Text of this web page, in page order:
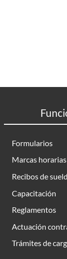
Formularios
Marcas horarias
Recibos de
Capacitación
Reglamentos
Actuación
Trámites de